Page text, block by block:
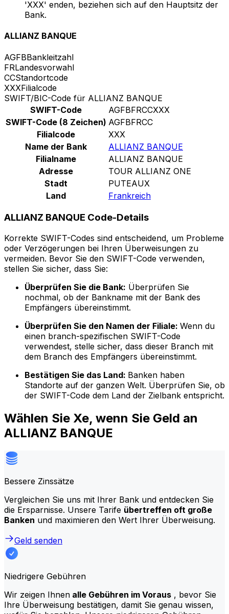
'XXX' enden, beziehen sich auf den Hauptsitz der
Bank.
ALLIANZ BANQUE
AGFBBankleitzahl
FRLandesvorwahl
CCStandortcode
XXXFilialcode
SWIFT/BIC-Code für ALLIANZ BANQUE
SWIFT-Code
AGFBFRCCXXX
SWIFT-Code (8 Zeichen) AGFBFRCC
Filialcode
XXX
Name der Bank
ALLIANZ BANQUE
Filialname
ALLIANZ BANQUE
Adresse
TOUR ALLIANZ ONE
Stadt
PUTEAUX
Land
Frankreich
ALLIANZ BANQUE Code-Details
Korrekte SWIFT-Codes sind entscheidend, um Probleme
oder Verzögerungen bei Ihren Überweisungen zu
vermeiden. Bevor Sie den SWIFT-Code verwenden,
stellen Sie sicher, dass Sie:
Überprüfen Sie die Bank: Überprüfen Sie
nochmal, ob der Bankname mit der Bank des
Empfängers übereinstimmt.
Überprüfen Sie den Namen der Filiale: Wenn du
einen branch-spezifischen SWIFT-Code
verwendest, stelle sicher, dass dieser Branch mit
dem Branch des Empfängers übereinstimmt.
Bestätigen Sie das Land: Banken haben
Standorte auf der ganzen Welt. Überprüfen Sie, ob
der SWIFT-Code dem Land der Zielbank entspricht.
Wählen Sie Xe, wenn Sie Geld an
ALLIANZ BANQUE
Bessere Zinssätze
Vergleichen Sie uns mit Ihrer Bank und entdecken Sie
die Ersparnisse. Unsere Tarife übertreffen oft große
Banken und maximieren den Wert Ihrer Überweisung.
Geld senden
Niedrigere Gebühren
Wir zeigen Ihnen alle Gebühren im Voraus , bevor Sie
Ihre Überweisung bestätigen, damit Sie genau wissen,